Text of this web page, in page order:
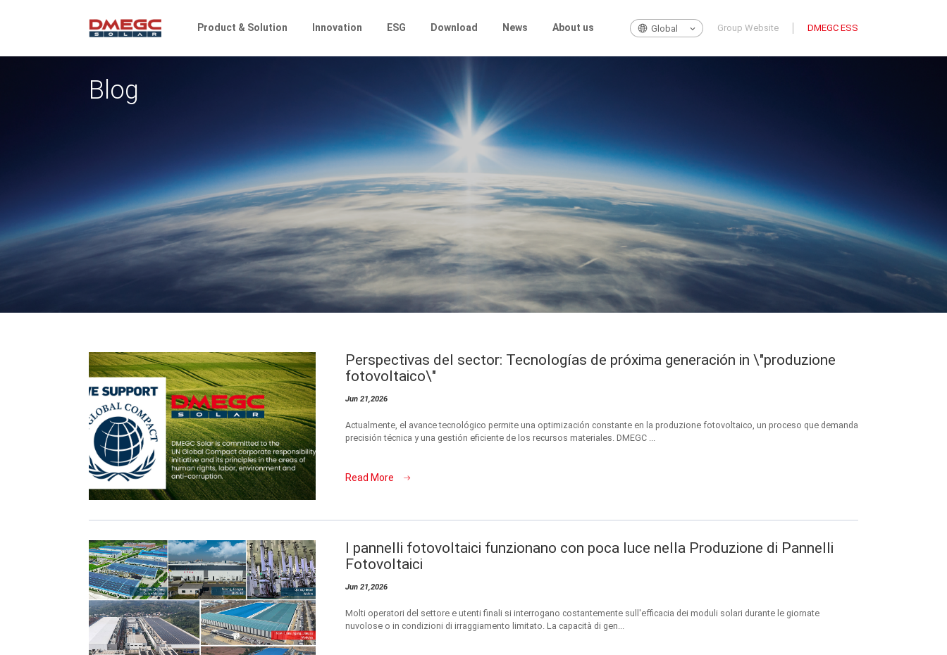
Product & Solution Innovation ESG Download News About us Global Group Website DMEGC ESS
Blog
Perspectivas del sector: Tecnologías de próxima generación in \"produzione
fotovoltaico\"
Jun 21,2026
Actualmente, el avance tecnológico permite una optimización constante en la produzione fotovoltaico, un proceso que demanda
precisión técnica y una gestión eficiente de los recursos materiales. DMEGC ...
Read More
I pannelli fotovoltaici funzionano con poca luce nella Produzione di Pannelli
Fotovoltaici
Jun 21,2026
Molti operatori del settore e utenti finali si interrogano costantemente sull'efficacia dei moduli solari durante le giornate
nuvolose o in condizioni di irraggiamento limitato. La capacità di gen...